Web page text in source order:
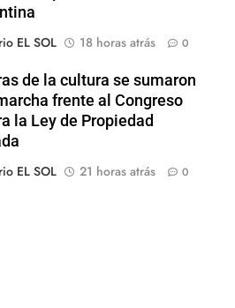
EL SOL
18 horas atrás 0
de la cultura se sumaron
frente al Congreso
la Ley de Propiedad
EL SOL
21 horas atrás 0